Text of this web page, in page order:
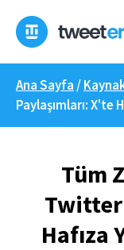
geç
Ana Sayfa /
Paylaşımları: X'te
Tüm
Twitter
Hafıza